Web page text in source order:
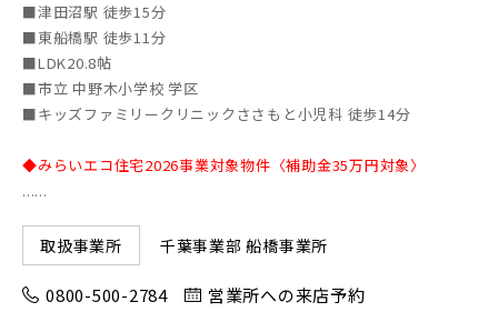
■津田沼駅 徒歩15分
■東船橋駅 徒歩11分
■LDK20.8帖
■市立 中野木小学校 学区
■キッズファミリークリニックささもと小児科 徒歩14分
◆みらいエコ住宅2026事業対象物件〈補助金35万円対象〉
......
取扱事業所 千葉事業部 船橋事業所
0800-500-2784 営業所への来店予約